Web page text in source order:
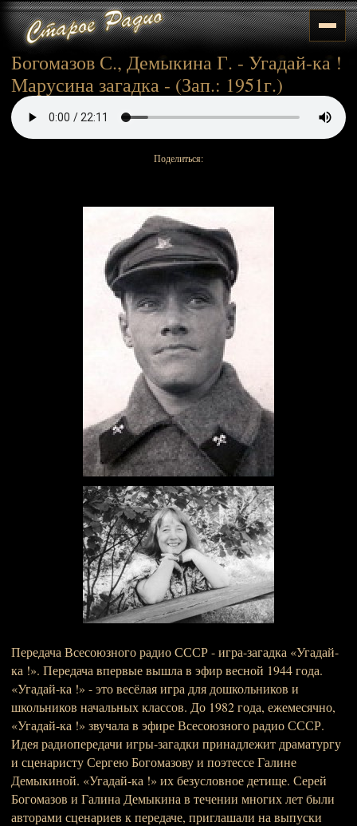
Богомазов С., Демыкина Г. - Угадай-ка !
Марусина загадка - (Зап.: 1951г.)
Поделиться:
Передача Всесоюзного радио СССР - игра-загадка «Угадай-
ка !». Передача впервые вышла в эфир весной 1944 года.
«Угадай-ка !» - это весёлая игра для дошкольников и
школьников начальных классов. До 1982 года, ежемесячно,
«Угадай-ка !» звучала в эфире Всесоюзного радио СССР.
Идея радиопередачи игры-загадки принадлежит драматургу
и сценаристу Сергею Богомазову и поэтессе Галине
Демыкиной. «Угадай-ка !» их безусловное детище. Серей
Богомазов и Галина Демыкина в течении многих лет были
авторами сценариев к передаче, приглашали на выпуски